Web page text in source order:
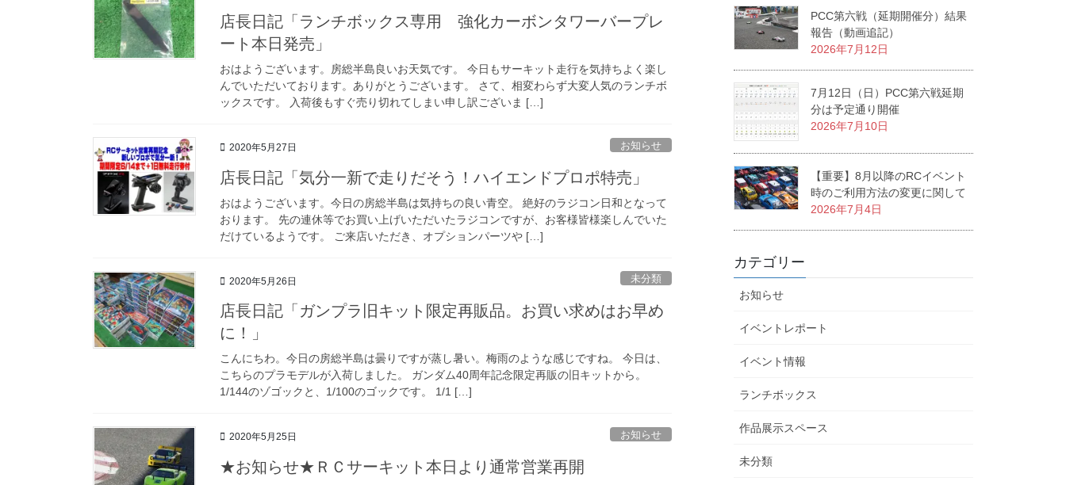
店長日記「ランチボックス専用 強化カーボンタワーバープレ
ート本日発売」
おはようございます。房総半島良いお天気です。 今日もサーキット走行を気持ちよく楽し
んでいただいております。ありがとうございます。 さて、相変わらず大変人気のランチボ
ックスです。 入荷後もすぐ売り切れてしまい申し訳ございま […]
2020年5月27日 お知らせ
店長日記「気分一新で走りだそう！ハイエンドプロポ特売」
おはようございます。今日の房総半島は気持ちの良い青空。 絶好のラジコン日和となって
おります。 先の連休等でお買い上げいただいたラジコンですが、お客様皆様楽しんでいた
だけているようです。 ご来店いただき、オプションパーツや […]
2020年5月26日 未分類
店長日記「ガンプラ旧キット限定再販品。お買い求めはお早め
に！」
こんにちわ。今日の房総半島は曇りですが蒸し暑い。梅雨のような感じですね。 今日は、
こちらのプラモデルが入荷しました。 ガンダム40周年記念限定再販の旧キットから。
1/144のゾゴックと、1/100のゴックです。 1/1 […]
2020年5月25日 お知らせ
★お知らせ★ＲＣサーキット本日より通常営業再開
PCC第六戦（延期開催分）結果
報告（動画追記）
2026年7月12日
7月12日（日）PCC第六戦延期
分は予定通り開催
2026年7月10日
【重要】8月以降のRCイベント
時のご利用方法の変更に関して
2026年7月4日
カテゴリー
お知らせ
イベントレポート
イベント情報
ランチボックス
作品展示スペース
未分類